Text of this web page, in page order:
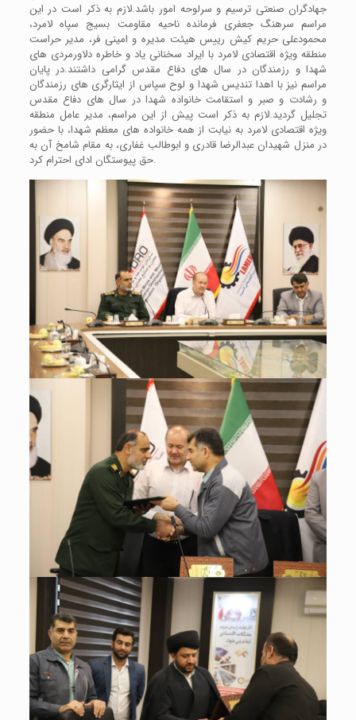
جهادگران صنعتی ترسیم و سرلوحه امور باشد.لازم به ذکر است در این
مراسم سرهنگ جعفری فرمانده ناحیه مقاومت بسیج سپاه لامرد،
محمودعلی حریم کیش رییس هیئت مدیره و امینی فر، مدیر حراست
منطقه ویژه اقتصادی لامرد با ایراد سخنانی یاد و خاطره دلاورمردی های
شهدا و رزمندگان در سال های دفاع مقدس گرامی داشتند.در پایان
مراسم نیز با اهدا تندیس شهدا و لوح سپاس از ایثارگری های رزمندگان
و رشادت و صبر و استقامت خانواده شهدا در سال های دفاع مقدس
تجلیل گردید.لازم به ذکر است پیش از این مراسم، مدیر عامل منطقه
ویژه اقتصادی لامرد به نیابت از همه خانواده های معظم شهدا، با حضور
در منزل شهیدان عبدالرضا قادری و ابوطالب غفاری، به مقام شامخ آن به
حق پیوستگان ادای احترام کرد.